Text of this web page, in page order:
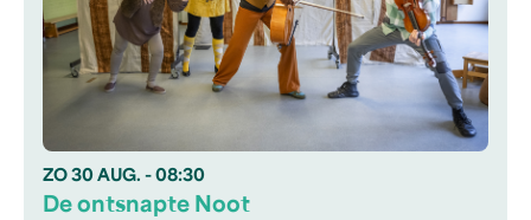
ZO 30 AUG. - 08:30
De ontsnapte Noot